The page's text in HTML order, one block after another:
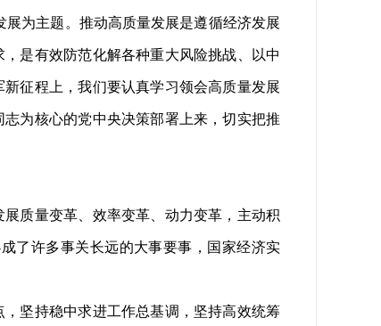
为主题。推动高质量发展是遵循经济发展
是有效防范化解各种重大风险挑战、以中
征程上，我们要认真学习领会高质量发展
为核心的党中央决策部署上来，切实把推
质量变革、效率变革、动力变革，主动积
了许多事关长远的大事要事，国家经济实
坚持稳中求进工作总基调，坚持高效统筹